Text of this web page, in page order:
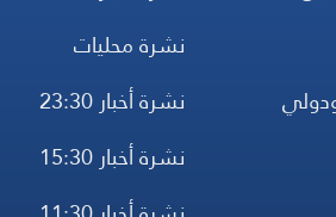
نشرة محليات
نشرة أخبار 23:30
نشرة أخبار 15:30